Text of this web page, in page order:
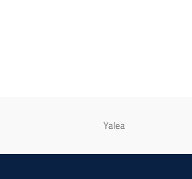
Yalea